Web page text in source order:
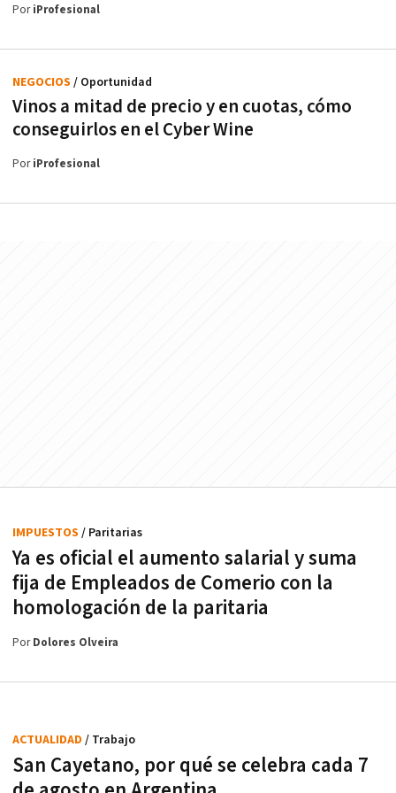
PoriProfesional
Vinos a mitad de precio y en cuotas, cómo
conseguirlos en el Cyber Wine
NEGOCIOS / Oportunidad
PoriProfesional
Ya es oficial el aumento salarial y suma
fija de Empleados de Comerio con la
homologación de la paritaria
IMPUESTOS / Paritarias
PorDolores Olveira
San Cayetano, por qué se celebra cada 7
ACTUALIDAD / Trabajo